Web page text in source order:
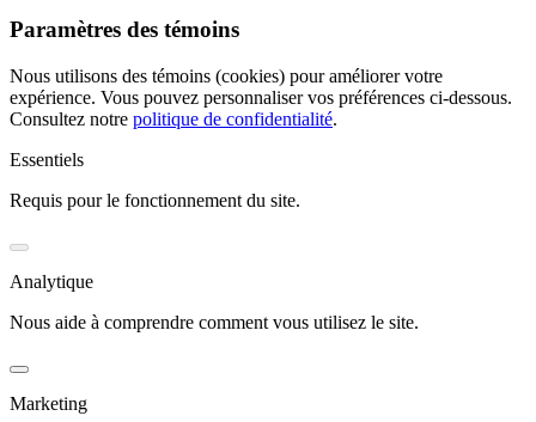
Paramètres des témoins
Nous utilisons des témoins (cookies) pour améliorer votre
expérience. Vous pouvez personnaliser vos préférences ci-dessous.
Consultez notre politique de confidentialité.
Essentiels
Requis pour le fonctionnement du site.
Analytique
Nous aide à comprendre comment vous utilisez le site.
Marketing